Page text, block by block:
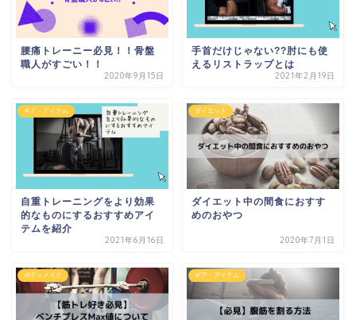
腰痛トレーニー必見！！骨盤
職人がすごい！！
2020年9月15日
手首だけじゃない??肘にも使
えるリストラップとは
2021年2月19日
ギア・アイテム
自重トレーニングをより効果
的なものにするおすすめアイ
テムを紹介
2021年6月16日
ダイエット
ダイエット中の間食におすす
めのおやつ
2020年7月1日
ボディメイク ギア・アイテム